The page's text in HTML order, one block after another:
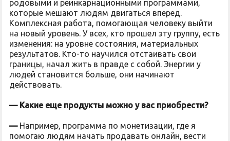
родовыми и реинкарнационными программами,
которые мешают людям двигаться вперед.
Комплексная работа, помогающая человеку выйти
на новый уровень. У всех, кто прошел эту группу, есть
изменения: на уровне состояния, материальных
результатов. Кто-то научился отстаивать свои
границы, начал жить в правде с собой. Энергии у
людей становится больше, они начинают
действовать.
— Какие еще продукты можно у вас приобрести?
— Например, программа по монетизации, где я
помогаю людям начать продавать онлайн, вести